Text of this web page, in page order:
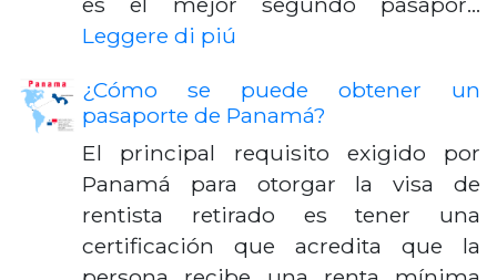
Leggere di piú
¿Cómo se puede obtener un
pasaporte de Panamá?
El principal requisito exigido por
Panamá para otorgar la visa de
rentista retirado es tener una
certificación que acredita que la